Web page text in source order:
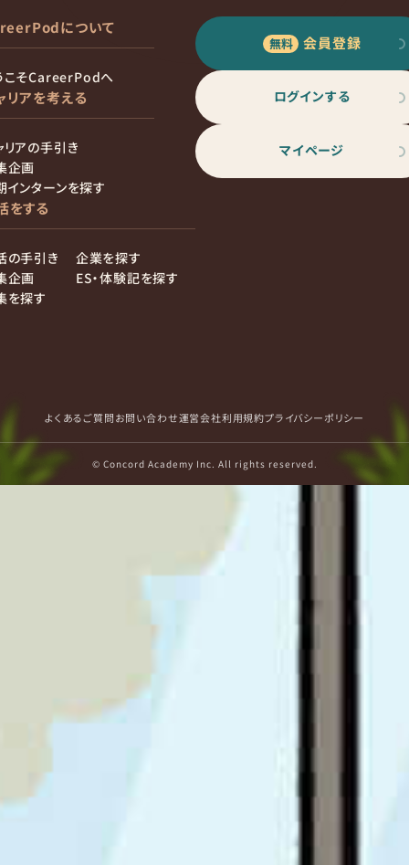
について
こそCareerPodへ
リアを考える
リアの手引き
企画
インターンを探す
をする
の手引き
企画
を探す
企業を探す
ES・体験記を探す
会員登録
ログインする
マイページ
よくあるご質問お問い合わせ運営会社利用規約プライバシーポリシー
© Concord Academy Inc. All rights reserved.